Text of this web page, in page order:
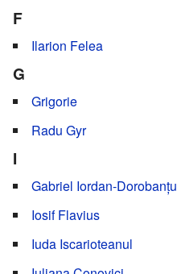
F
Ilarion Felea
G
Grigorie
Radu Gyr
I
Gabriel Iordan-Dorobanțu
Iosif Flavius
Iuda Iscarioteanul